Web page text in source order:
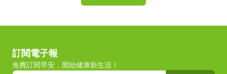
訂閱電子報
免費訂閱早安，開始健康新生活！